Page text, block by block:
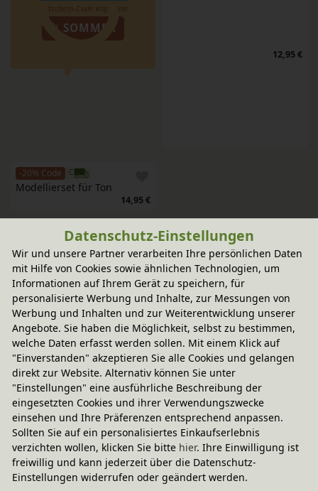
SOMMER
12,95 €
-20% Code
Modellierset für Ton
14,95 €
SCHNELLE LIEFERUNG
NACHHALTIGES SORTIMENT
LANGLEBIG & MITWACHSEND
SICHERE ZAHLUNG & ABWICKLUNG
Über BioKinder
Datenschutz-Einstellungen
Wir und unsere Partner verarbeiten Ihre persönlichen Daten
mit Hilfe von Cookies sowie ähnlichen Technologien, um
Informationen auf Ihrem Gerät zu speichern, für
personalisierte Werbung und Inhalte, zur Messungen von
Werbung und Inhalten und zur Weiterentwicklung unserer
Angebote. Sie haben die Möglichkeit, selbst zu bestimmen,
welche Daten erfasst werden sollen. Mit einem Klick auf
"Einverstanden" akzeptieren Sie alle Cookies und gelangen
direkt zur Website. Alternativ können Sie unter
"Einstellungen" eine ausführliche Beschreibung der
eingesetzten Cookies und ihrer Verwendungszwecke
einsehen und Ihre Präferenzen entsprechend anpassen.
Sollten Sie auf ein personalisiertes Einkaufserlebnis
verzichten wollen, klicken Sie bitte hier. Ihre Einwilligung ist
freiwillig und kann jederzeit über die Datenschutz-
Einstellungen widerrufen oder geändert werden.